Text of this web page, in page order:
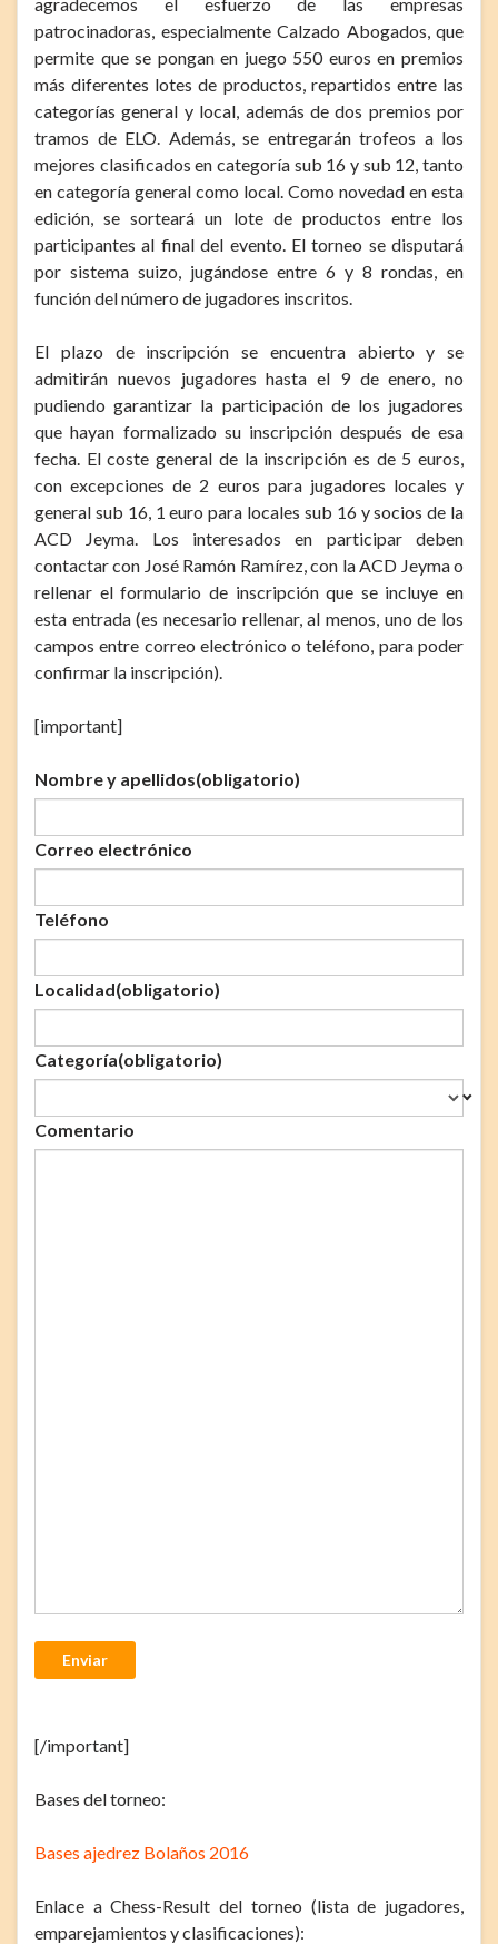
patrocinadoras, especialmente Calzado Abogados, que
permite que se pongan en juego 550 euros en premios
más diferentes lotes de productos, repartidos entre las
categorías general y local, además de dos premios por
tramos de ELO. Además, se entregarán trofeos a los
mejores clasificados en categoría sub 16 y sub 12, tanto
en categoría general como local. Como novedad en esta
edición, se sorteará un lote de productos entre los
participantes al final del evento. El torneo se disputará
por sistema suizo, jugándose entre 6 y 8 rondas, en
función del número de jugadores inscritos.
El plazo de inscripción se encuentra abierto y se
admitirán nuevos jugadores hasta el 9 de enero, no
pudiendo garantizar la participación de los jugadores
que hayan formalizado su inscripción después de esa
fecha. El coste general de la inscripción es de 5 euros,
con excepciones de 2 euros para jugadores locales y
general sub 16, 1 euro para locales sub 16 y socios de la
ACD Jeyma. Los interesados en participar deben
contactar con José Ramón Ramírez, con la ACD Jeyma o
rellenar el formulario de inscripción que se incluye en
esta entrada (es necesario rellenar, al menos, uno de los
campos entre correo electrónico o teléfono, para poder
confirmar la inscripción).
[important]
Nombre y apellidos(obligatorio)
Correo electrónico
Teléfono
Localidad(obligatorio)
Categoría(obligatorio)
Comentario
Enviar
[/important]
Bases del torneo:
Bases ajedrez Bolaños 2016
Enlace a Chess-Result del torneo (lista de jugadores,
emparejamientos y clasificaciones):